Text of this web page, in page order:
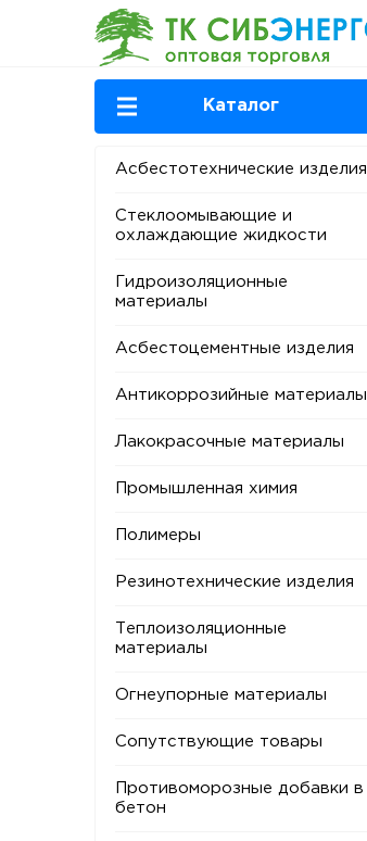
Каталог
Асбестотехнические изделия
Стеклоомывающие и
охлаждающие жидкости
Гидроизоляционные
материалы
Асбестоцементные изделия
Антикоррозийные материалы
Лакокрасочные материалы
Промышленная химия
Полимеры
Резинотехнические изделия
Теплоизоляционные
материалы
Огнеупорные материалы
Сопутствующие товары
Противоморозные добавки в
бетон